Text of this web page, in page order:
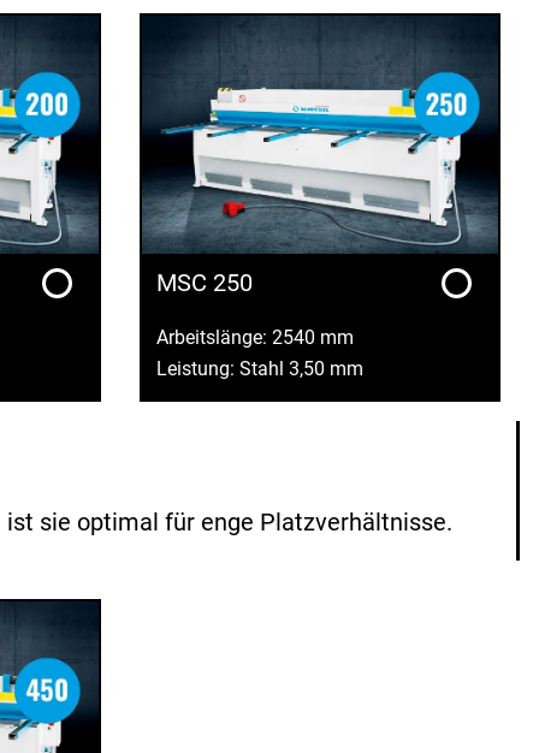
MSC 250
Arbeitslänge: 2540 mm
Leistung: Stahl 3,50 mm
sie optimal für enge Platzverhältnisse.